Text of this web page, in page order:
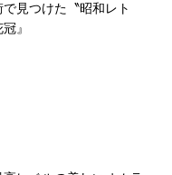
で見つけた〝昭和レト
』